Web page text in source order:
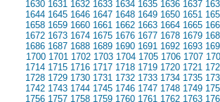
1630 1631 1632 1633 1634 1635 1636 1637
1644 1645 1646 1647 1648 1649 1650 1651
1658 1659 1660 1661 1662 1663 1664 1665
1672 1673 1674 1675 1676 1677 1678 1679
1686 1687 1688 1689 1690 1691 1692 1693
1700 1701 1702 1703 1704 1705 1706 1707
1714 1715 1716 1717 1718 1719 1720 1721
1728 1729 1730 1731 1732 1733 1734 1735
1742 1743 1744 1745 1746 1747 1748 1749
1756 1757 1758 1759 1760 1761 1762 1763